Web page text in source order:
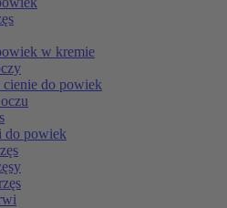
w kremie
cienie do powiek
do powiek